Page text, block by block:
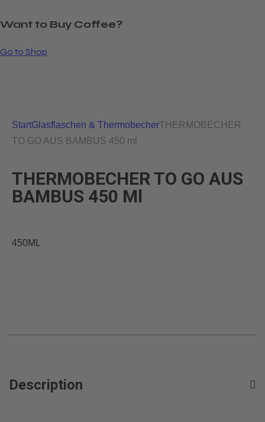
Want to Buy Coffee?
Go to Shop
StartGlasflaschen & ThermobecherTHERMOBECHER
TO GO AUS BAMBUS 450 ml
THERMOBECHER TO GO AUS
BAMBUS 450 Ml
450ML
Description